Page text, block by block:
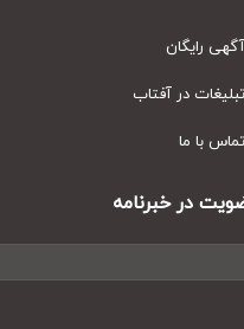
رایگان
در آفتاب
با ما
در خبرنامه